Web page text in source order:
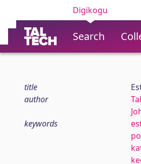
Digikogu
Search
title
author
keywords